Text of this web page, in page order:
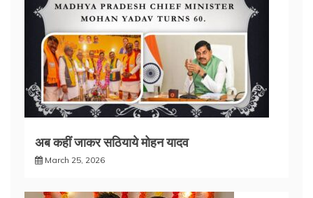
अब कहीं जाकर सठियाये मोहन यादव
March 25, 2026